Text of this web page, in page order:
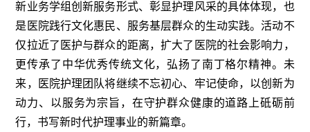
新业务学组创新服务形式、彰显护理风采的具体体现，也
是医院践行文化惠民、服务基层群众的生动实践。活动不
仅拉近了医护与群众的距离，扩大了医院的社会影响力，
更传承了中华优秀传统文化，弘扬了南丁格尔精神。未
来，医院护理团队将继续不忘初心、牢记使命，以创新为
动力、以服务为宗旨，在守护群众健康的道路上砥砺前
行，书写新时代护理事业的新篇章。